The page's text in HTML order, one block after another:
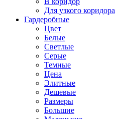
Для узкого коридора
Гардеробные
Цвет
Белые
Светлые
Серые
Темные
Цена
Элитные
Дешевые
Размеры
Большие